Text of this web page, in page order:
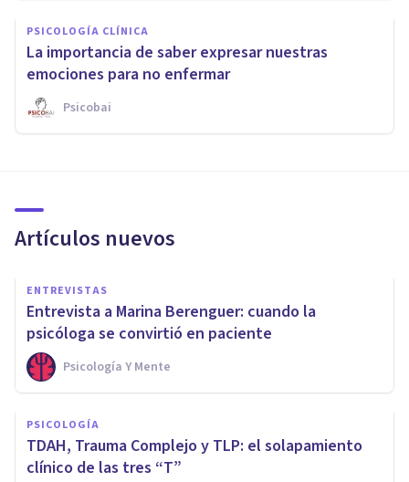
PSICOLOGÍA CLÍNICA
La importancia de saber expresar nuestras
emociones para no enfermar
Psicobai
Artículos nuevos
ENTREVISTAS
Entrevista a Marina Berenguer: cuando la
psicóloga se convirtió en paciente
Psicología Y Mente
PSICOLOGÍA
TDAH, Trauma Complejo y TLP: el solapamiento
clínico de las tres “T”